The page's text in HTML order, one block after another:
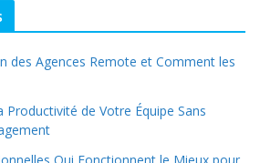
des Agences Remote et Comment les
Productivité de Votre Équipe Sans